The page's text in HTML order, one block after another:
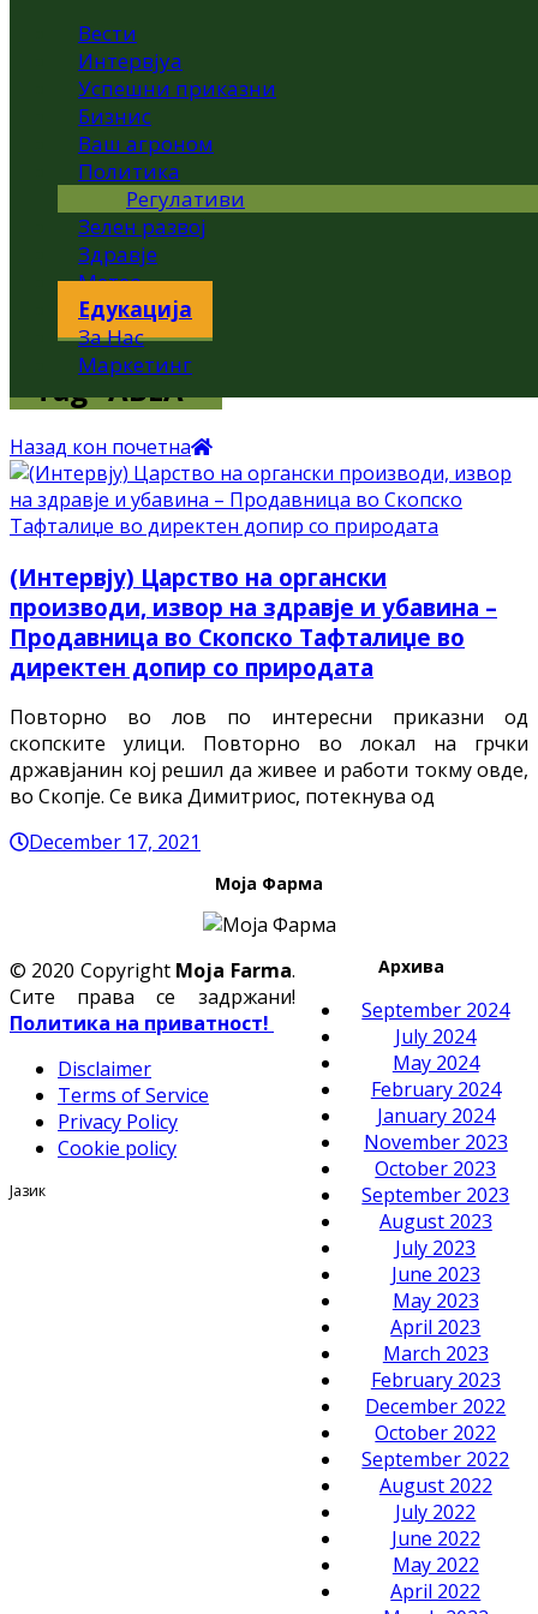
Вести
Интервјуа
Успешни приказни
Бизнис
Ваш агроном
Политика
Регулативи
Зелен развој
Здравје
Метео
Едукација
За Нас
Маркетинг
Tag "АВЕА"
Назад кон почетна
(Интервју) Царство на органски
производи, извор на здравје и убавина –
Продавница во Скопско Тафталиџе во
директен допир со природата
Повторно во лов по интересни приказни од
скопските улици. Повторно во локал на грчки
државјанин кој решил да живее и работи токму овде,
во Скопје. Се вика Димитриос, потекнува од
December 17, 2021
Моја Фарма
Архива
September 2024
July 2024
May 2024
February 2024
January 2024
November 2023
October 2023
September 2023
August 2023
July 2023
June 2023
May 2023
April 2023
March 2023
February 2023
December 2022
October 2022
September 2022
August 2022
July 2022
June 2022
May 2022
April 2022
© 2020 Copyright Moja Farma.
Сите права се задржани!
Политика на приватност!
Disclaimer
Terms of Service
Privacy Policy
Cookie policy
Јазик